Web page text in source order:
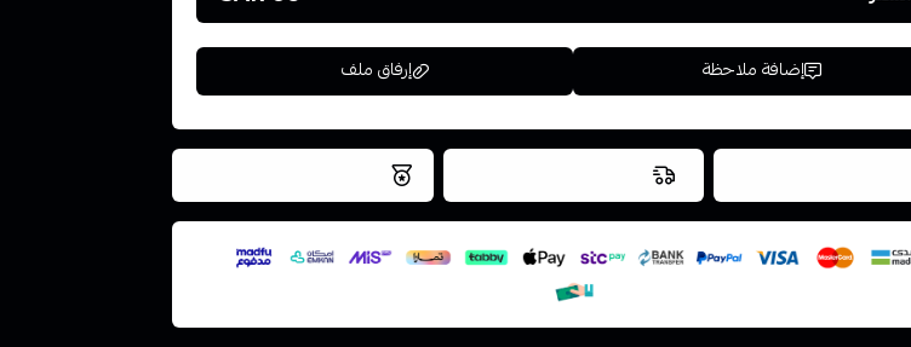
إضافة ملاحظة إرفاق ملف
اسحب و افلت الملف هنا
استعراض
والشحن مجاني نتميز بلجودة والتخزين الامن